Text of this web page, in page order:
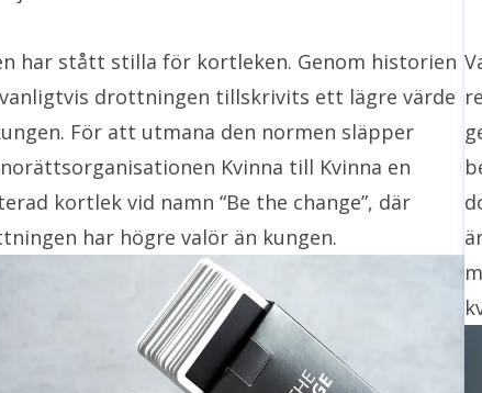
har stått stilla för kortleken. Genom historien
drottningen tillskrivits ett lägre värde
För att utmana den normen släpper
Kvinna till Kvinna en
kortlek vid namn “Be the change”, där
har högre valör än kungen.